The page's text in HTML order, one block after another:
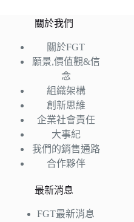
關於我們
關於FGT
願景,價值觀&信
念
組織架構
創新思維
企業社會責任
大事紀
我們的銷售通路
合作夥伴
最新消息
FGT最新消息